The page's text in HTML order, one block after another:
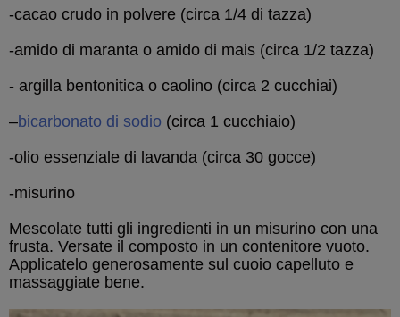
-cacao crudo in polvere (circa 1/4 di tazza)
-amido di maranta o amido di mais (circa 1/2 tazza)
- argilla bentonitica o caolino (circa 2 cucchiai)
–bicarbonato di sodio (circa 1 cucchiaio)
-olio essenziale di lavanda (circa 30 gocce)
-misurino
Mescolate tutti gli ingredienti in un misurino con una
frusta. Versate il composto in un contenitore vuoto.
Applicatelo generosamente sul cuoio capelluto e
massaggiate bene.